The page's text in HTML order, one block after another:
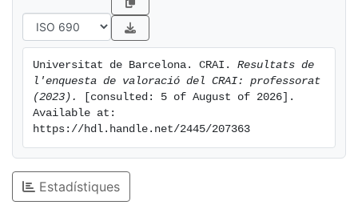
Universitat de Barcelona. CRAI. Resultats de
l'enquesta de valoració del CRAI: professorat
(2023).
[consulted: 5 of August of 2026].
Available at:
https://hdl.handle.net/2445/207363
Estadístiques